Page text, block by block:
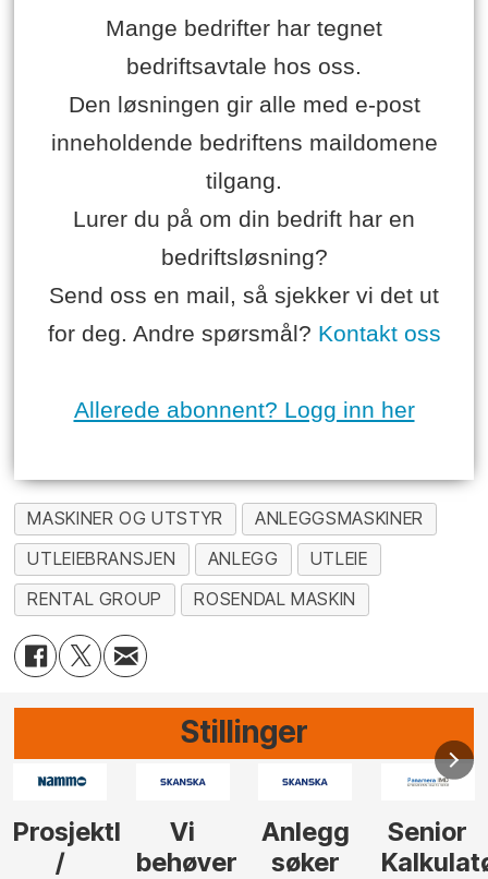
Mange bedrifter har tegnet
bedriftsavtale hos oss.
Den løsningen gir alle med e-post
inneholdende bedriftens maildomene
tilgang.
Lurer du på om din bedrift har en
bedriftsløsning?
Send oss en mail, så sjekker vi det ut
for deg. Andre spørsmål? Kontakt oss
Allerede abonnent? Logg inn her
MASKINER OG UTSTYR
ANLEGGSMASKINER
UTLEIEBRANSJEN
ANLEGG
UTLEIE
RENTAL GROUP
ROSENDAL MASKIN
Stillinger
Anlegg
søker
Senior
Kalkulatør
Senior
Tilbudsleder